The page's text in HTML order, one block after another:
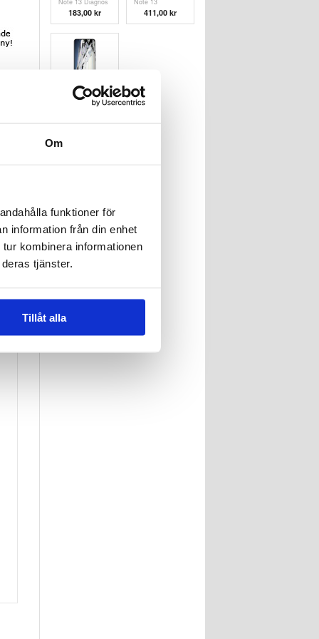
Om
funktioner för
information från din enhet
kombinera informationen
tjänster.
Tillåt alla
183,00 kr
Vattenskade
Reparation
411,00 kr
Xiaomi Redmi
Note 13 LCD-